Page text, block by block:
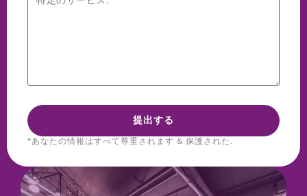
*あなたの情報はすべて尊重されます & 保護された.